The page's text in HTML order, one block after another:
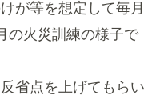
が等を想定して毎月
の火災訓練の様子で
省点を上げてもらい